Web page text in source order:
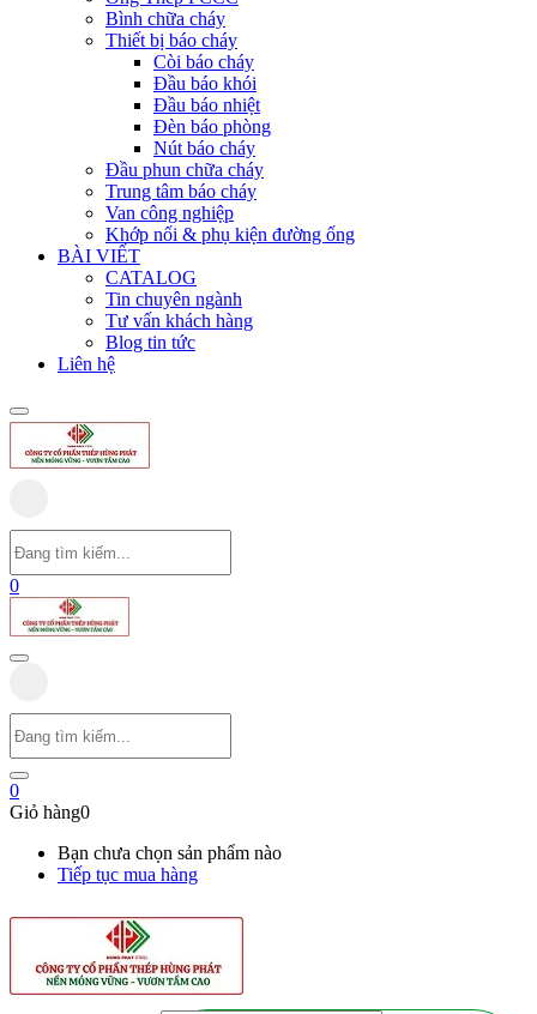
Bình chữa cháy
Thiết bị báo cháy
Còi báo cháy
Đầu báo khói
Đầu báo nhiệt
Đèn báo phòng
Nút báo cháy
Đầu phun chữa cháy
Trung tâm báo cháy
Van công nghiệp
Khớp nối & phụ kiện đường ống
BÀI VIẾT
CATALOG
Tin chuyên ngành
Tư vấn khách hàng
Blog tin tức
Liên hệ
0
0
Giỏ hàng0
Bạn chưa chọn sản phẩm nào
Tiếp tục mua hàng